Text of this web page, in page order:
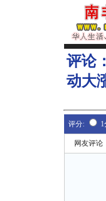
评论：
动大
评分:
网友评论